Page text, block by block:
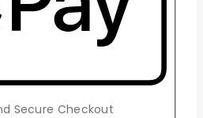
Secure Checkout